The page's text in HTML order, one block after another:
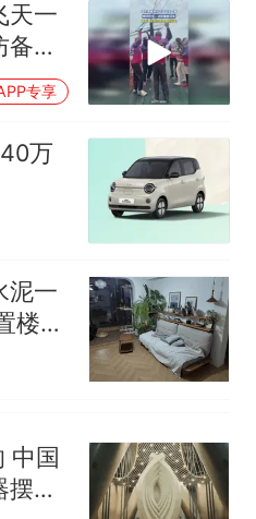
人报名的考试，成绩
，公平么？
天一
都
专享
万
泥一
楼交
隐
中国
动